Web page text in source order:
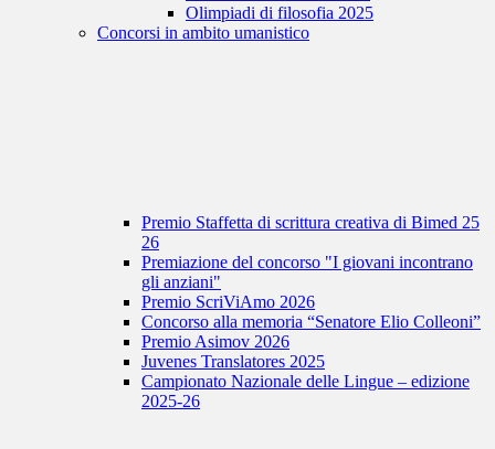
Olimpiadi di filosofia 2025
Concorsi in ambito umanistico
Premio Staffetta di scrittura creativa di Bimed 25
26
Premiazione del concorso "I giovani incontrano
gli anziani"
Premio ScriViAmo 2026
Concorso alla memoria “Senatore Elio Colleoni”
Premio Asimov 2026
Juvenes Translatores 2025
Campionato Nazionale delle Lingue – edizione
2025-26